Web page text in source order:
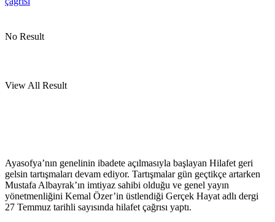
No Result
View All Result
Ayasofya’nın genelinin ibadete açılmasıyla başlayan Hilafet geri
gelsin tartışmaları devam ediyor. Tartışmalar gün geçtikçe artarken
Mustafa Albayrak’ın imtiyaz sahibi olduğu ve genel yayın
yönetmenliğini Kemal Özer’in üstlendiği Gerçek Hayat adlı dergi
27 Temmuz tarihli sayısında hilafet çağrısı yaptı.